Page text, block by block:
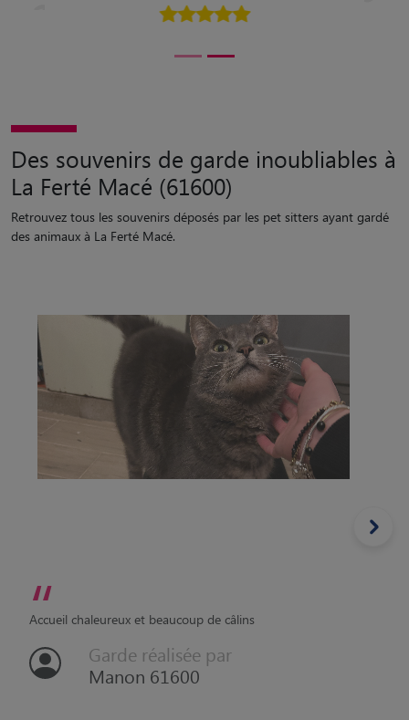
Des souvenirs de garde inoubliables à
La Ferté Macé (61600)
Retrouvez tous les souvenirs déposés par les pet sitters ayant gardé
des animaux à La Ferté Macé.
“
Accueil chaleureux et beaucoup de câlins
Garde réalisée par
Manon 61600